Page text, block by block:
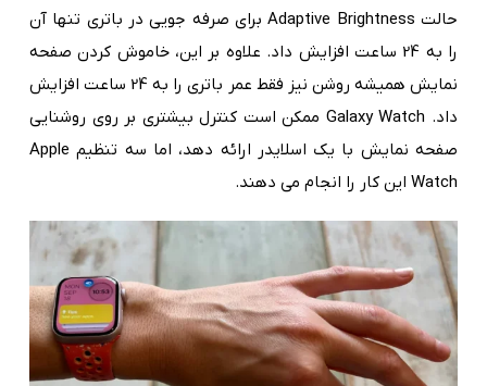
حالت Adaptive Brightness برای صرفه جویی در باتری تنها آن
را به 24 ساعت افزایش داد. علاوه بر این، خاموش کردن صفحه
نمایش همیشه روشن نیز فقط عمر باتری را به 24 ساعت افزایش
داد. Galaxy Watch ممکن است کنترل بیشتری بر روی روشنایی
صفحه نمایش با یک اسلایدر ارائه دهد، اما سه تنظیم Apple
Watch این کار را انجام می دهند.